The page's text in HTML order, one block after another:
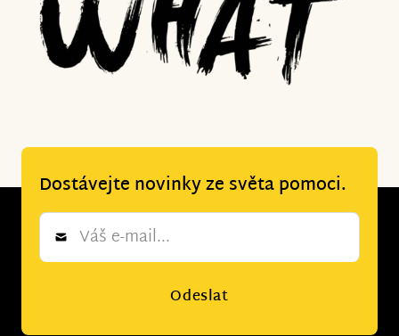
Dostávejte novinky ze světa pomoci.
Newsletter
Odeslat